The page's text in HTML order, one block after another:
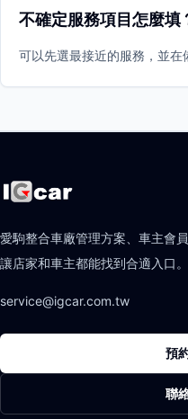
不確定服務項目怎麼填
可以先選最接近的服務，並在
愛駒整合車廠管理方案、車主會
讓店家和車主都能找到合適入口。
service@igcar.com.tw
預
聯